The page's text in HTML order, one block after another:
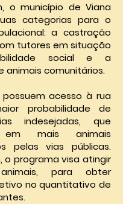
o município de Viana
categorias para o
a castração
tutores em situação
social e a
animais comunitários.
possuem acesso à rua
probabilidade de
indesejadas, que
em mais animais
pelas vias públicas.
o programa visa atingir
para obter
no quantitativo de